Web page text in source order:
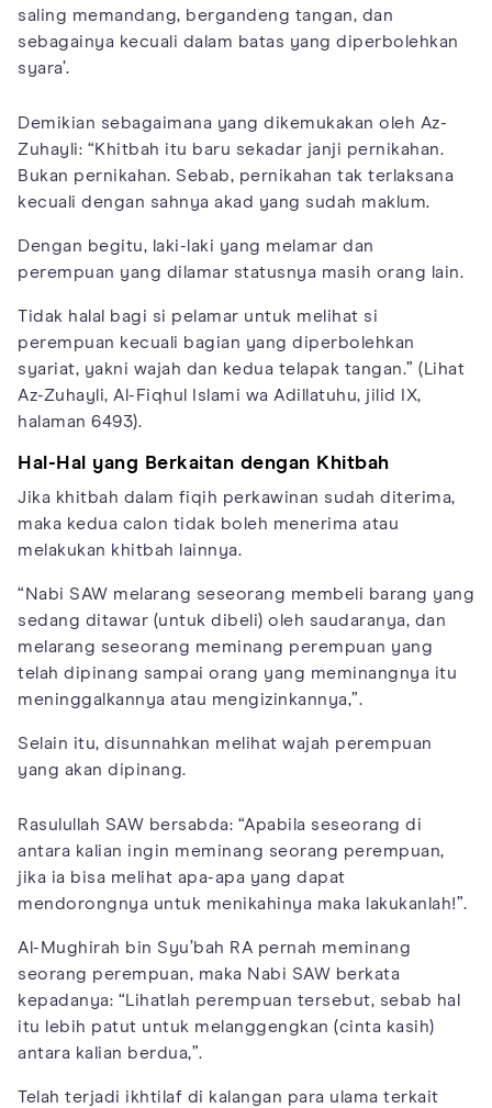
saling memandang, bergandeng tangan, dan
sebagainya kecuali dalam batas yang diperbolehkan
syara’.
Demikian sebagaimana yang dikemukakan oleh Az-
Zuhayli: “Khitbah itu baru sekadar janji pernikahan.
Bukan pernikahan. Sebab, pernikahan tak terlaksana
kecuali dengan sahnya akad yang sudah maklum.
Dengan begitu, laki-laki yang melamar dan
perempuan yang dilamar statusnya masih orang lain.
Tidak halal bagi si pelamar untuk melihat si
perempuan kecuali bagian yang diperbolehkan
syariat, yakni wajah dan kedua telapak tangan.” (Lihat
Az-Zuhayli, Al-Fiqhul Islami wa Adillatuhu, jilid IX,
halaman 6493).
Hal-Hal yang Berkaitan dengan Khitbah
Jika khitbah dalam fiqih perkawinan sudah diterima,
maka kedua calon tidak boleh menerima atau
melakukan khitbah lainnya.
“Nabi SAW melarang seseorang membeli barang yang
sedang ditawar (untuk dibeli) oleh saudaranya, dan
melarang seseorang meminang perempuan yang
telah dipinang sampai orang yang meminangnya itu
meninggalkannya atau mengizinkannya,”.
Selain itu, disunnahkan melihat wajah perempuan
yang akan dipinang.
Rasulullah SAW bersabda: “Apabila seseorang di
antara kalian ingin meminang seorang perempuan,
jika ia bisa melihat apa-apa yang dapat
mendorongnya untuk menikahinya maka lakukanlah!”.
Al-Mughirah bin Syu’bah RA pernah meminang
seorang perempuan, maka Nabi SAW berkata
kepadanya: “Lihatlah perempuan tersebut, sebab hal
itu lebih patut untuk melanggengkan (cinta kasih)
antara kalian berdua,”.
Telah terjadi ikhtilaf di kalangan para ulama terkait